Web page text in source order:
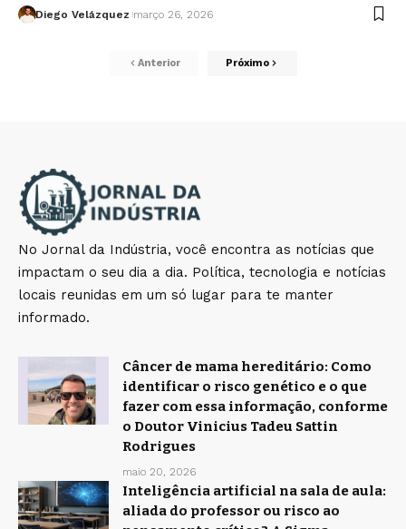
Diego Velázquez março 26, 2026
Anterior Próximo
No Jornal da Indústria, você encontra as notícias que
impactam o seu dia a dia. Política, tecnologia e notícias
locais reunidas em um só lugar para te manter
informado.
Câncer de mama hereditário: Como
identificar o risco genético e o que
fazer com essa informação, conforme
o Doutor Vinicius Tadeu Sattin
Rodrigues
maio 20, 2026
Inteligência artificial na sala de aula:
aliada do professor ou risco ao